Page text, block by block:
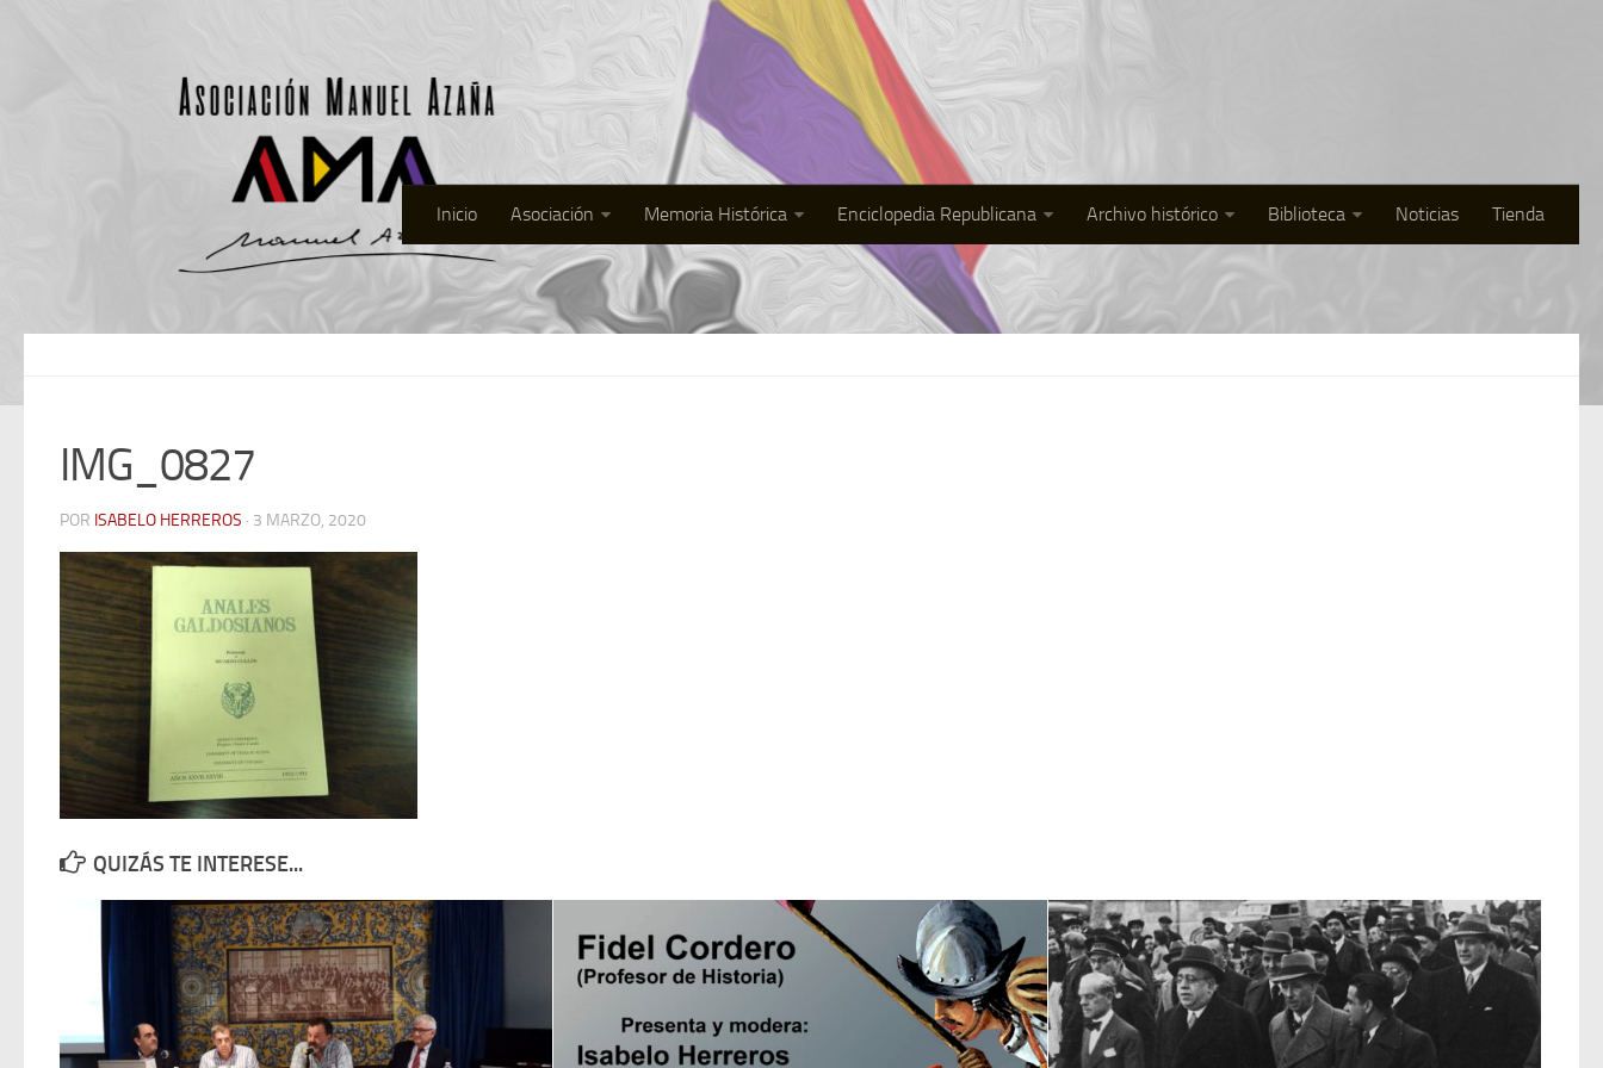
Inicio Asociación Memoria Histórica Enciclopedia Republicana Archivo histórico Biblioteca Noticias Tienda
IMG_0827
POR ISABELO HERREROS · 3 MARZO, 2020
QUIZÁS TE INTERESE...